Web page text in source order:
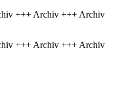
+++ Archiv +++ Archiv
+++ Archiv +++ Archiv